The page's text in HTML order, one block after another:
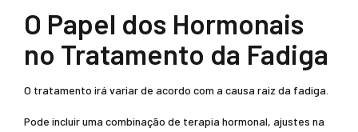
O Papel dos Hormonais
no Tratamento da Fadiga
O tratamento irá variar de acordo com a causa raiz da fadiga.
Pode incluir uma combinação de terapia hormonal, ajustes na